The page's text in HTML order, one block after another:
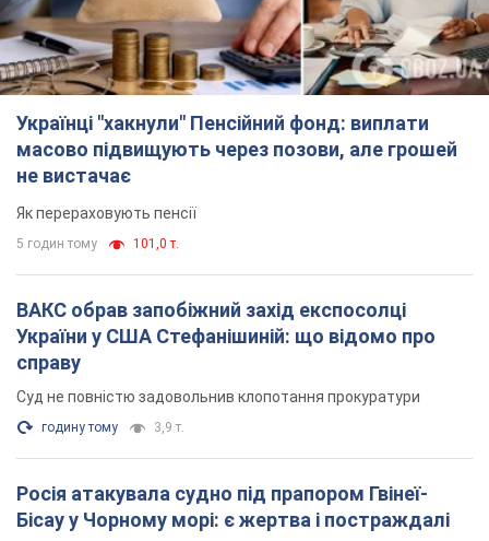
Українці "хакнули" Пенсійний фонд: виплати
масово підвищують через позови, але грошей
не вистачає
Як перераховують пенсії
5 годин тому 101,0 т.
ВАКС обрав запобіжний захід експосолці
України у США Стефанішиній: що відомо про
справу
Суд не повністю задовольнив клопотання прокуратури
годину тому 3,9 т.
Росія атакувала судно під прапором Гвінеї-
Бісау у Чорному морі: є жертва і постраждалі